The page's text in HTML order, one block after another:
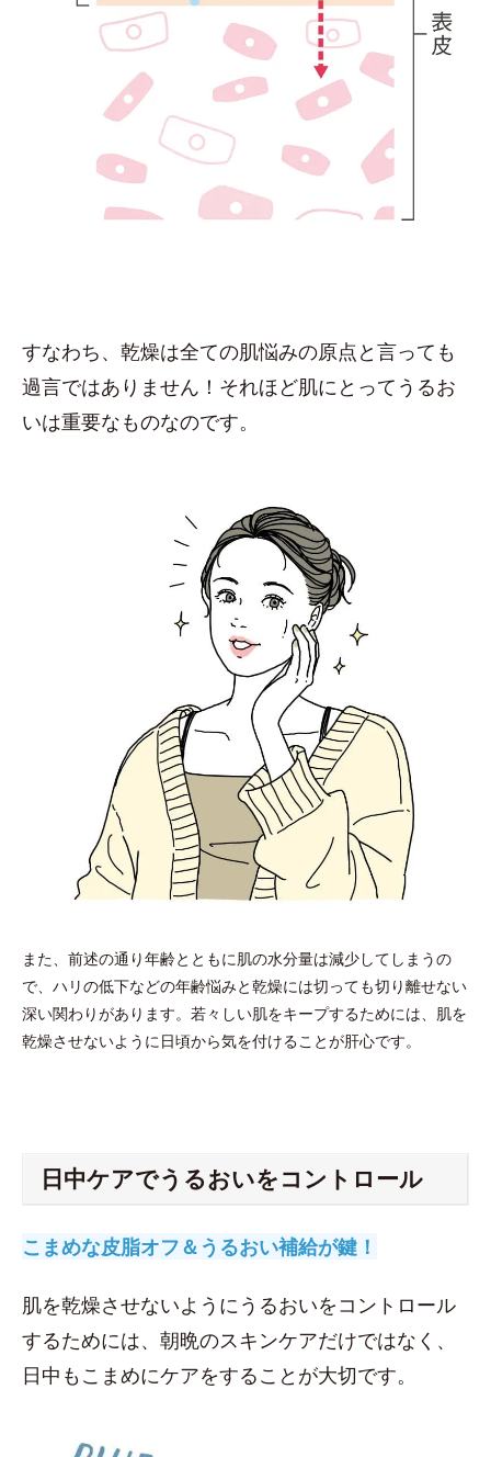
すなわち、乾燥は全ての肌悩みの原点と言っても
過言ではありません！それほど肌にとってうるお
いは重要なものなのです。
また、前述の通り年齢とともに肌の水分量は減少してしまうの
で、ハリの低下などの年齢悩みと乾燥には切っても切り離せない
深い関わりがあります。若々しい肌をキープするためには、肌を
乾燥させないように日頃から気を付けることが肝心です。
日中ケアでうるおいをコントロール
こまめな皮脂オフ＆うるおい補給が鍵！
肌を乾燥させないようにうるおいをコントロール
するためには、朝晩のスキンケアだけではなく、
日中もこまめにケアをすることが大切です。